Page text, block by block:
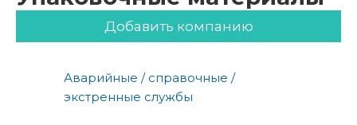
Добавить компанию
Аварийные / справочные /
экстренные службы